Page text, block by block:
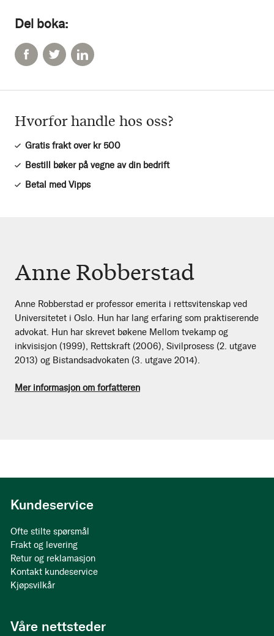
Del boka:
Hvorfor handle hos oss?
Gratis frakt over kr 500
Bestill bøker på vegne av din bedrift
Betal med Vipps
Anne Robberstad
Anne Robberstad er professor emerita i rettsvitenskap ved
Universitetet i Oslo. Hun har lang erfaring som praktiserende
advokat. Hun har skrevet bøkene Mellom tvekamp og
inkvisisjon (1999), Rettskraft (2006), Sivilprosess (2. utgave
2013) og Bistandsadvokaten (3. utgave 2014).
Mer informasjon om forfatteren
Kundeservice
Ofte stilte spørsmål
Frakt og levering
Retur og reklamasjon
Kontakt kundeservice
Kjøpsvilkår
Våre nettsteder